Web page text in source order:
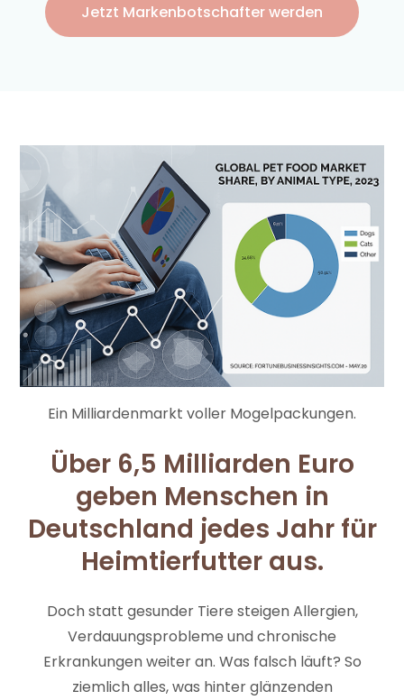
Jetzt Markenbotschafter werden
Ein Milliardenmarkt voller Mogelpackungen.
Über 6,5 Milliarden Euro
geben Menschen in
Deutschland jedes Jahr für
Heimtierfutter aus.
Doch statt gesunder Tiere steigen Allergien,
Verdauungsprobleme und chronische
Erkrankungen weiter an. Was falsch läuft? So
ziemlich alles, was hinter glänzenden